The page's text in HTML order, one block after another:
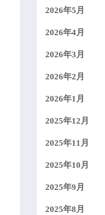
2026年5月
2026年4月
2026年3月
2026年2月
2026年1月
2025年12月
2025年11月
2025年10月
2025年9月
2025年8月